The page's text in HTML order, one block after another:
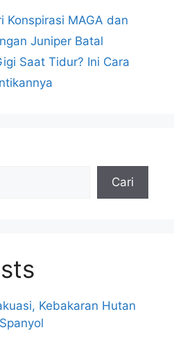
Konspirasi MAGA dan
Juniper Batal
Saat Tidur? Ini Cara
Cari
Kebakaran Hutan